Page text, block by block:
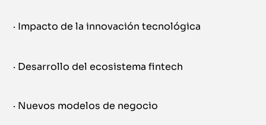
· Impacto de la innovación tecnológica
· Desarrollo del ecosistema fintech
· Nuevos modelos de negocio